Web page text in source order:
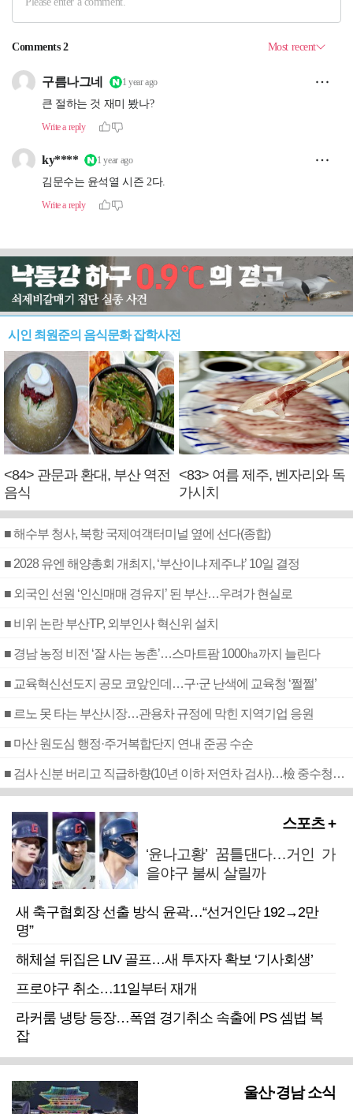
시인 최원준의 음식문화 잡학사전
<84> 관문과 환대, 부산 역전
음식
<83> 여름 제주, 벤자리와 독
가시치
■ 해수부 청사, 북항 국제여객터미널 옆에 선다(종합)
■ 2028 유엔 해양총회 개최지, ‘부산이냐 제주냐’ 10일 결정
■ 외국인 선원 ‘인신매매 경유지’ 된 부산…우려가 현실로
■ 비위 논란 부산TP, 외부인사 혁신위 설치
■ 경남 농정 비전 ‘잘 사는 농촌’…스마트팜 1000㏊까지 늘린다
■ 교육혁신선도지 공모 코앞인데…구·군 난색에 교육청 ‘쩔쩔’
■ 르노 못 타는 부산시장…관용차 규정에 막힌 지역기업 응원
■ 마산 원도심 행정·주거복합단지 연내 준공 수순
■ 검사 신분 버리고 직급하향(10년 이하 저연차 검사)…檢 중수청행 기피
스포츠 +
‘윤나고황’ 꿈틀댄다…거인 가
을야구 불씨 살릴까
새 축구협회장 선출 방식 윤곽…“선거인단 192→2만
명”
해체설 뒤집은 LIV 골프…새 투자자 확보 ‘기사회생’
프로야구 취소…11일부터 재개
라커룸 냉탕 등장…폭염 경기취소 속출에 PS 셈법 복
잡
울산·경남 소식